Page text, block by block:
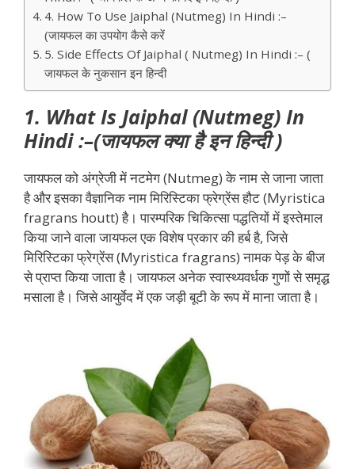
4. How To Use Jaiphal (Nutmeg) In Hindi :–
(जायफल का उपयोग कैसे करें
5. Side Effects Of Jaiphal ( Nutmeg) In Hindi :– (
जायफल के नुकसान इन हिन्दी
1. What Is Jaiphal (Nutmeg) In
Hindi :–(जायफल क्या है इन हिन्दी )
जायफल को अंग्रेजी में नटमेग (Nutmeg) के नाम से जाना जाता
है और इसका वैज्ञानिक नाम मिरिस्टिका फ्रेग्रेंस हौट (Myristica
fragrans houtt) है। पारम्परिक चिकित्सा पद्धतियों में इस्तेमाल
किया जाने वाला जायफल एक विशेष प्रकार की हर्ब है, जिसे
मिरिस्टिका फ्रेग्रेंस (Myristica fragrans) नामक पेड़ के बीज
से प्राप्त किया जाता है। जायफल अनेक स्वास्थ्यवर्धक गुणों से समृद्ध
मसाला है। जिसे आयुर्वेद में एक जड़ी बूटी के रूप में माना जाता है।